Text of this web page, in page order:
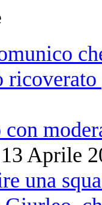
Aprile